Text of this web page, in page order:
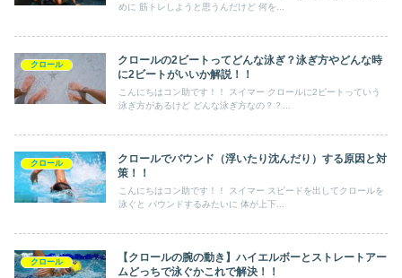
めに 筋トレしようと思うんだけど 何を...
クロール
クロールの2ビートってどんな泳ぎ？泳ぎ方やどんな時
に2ビートがいいか解説！！
こんにちはコン助です！！ スイマー クロールに2ビートっていう
泳ぎ方があるけど どんな泳ぎ方なの？？...
クロール
クロールでバウンド（浮いたり沈んだり）する原因と対
策！！
こんにちはコン助です！！ スイマー スピードを出してクロールを
泳ぐと バウンドするみたいに 体が上下...
クロール
【クロールの腕の動き】ハイエルボーとストレートアー
ムどっちで泳ぐかこれで解決！！